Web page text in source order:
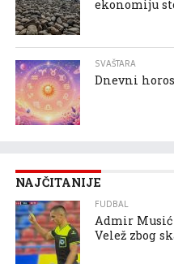
ekonomiju
SVAŠTARA
Dnevni
NAJČITANIJE
FUDBAL
Admir Musić
Velež zbog